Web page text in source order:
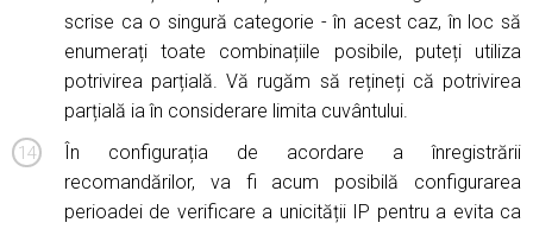
scrise ca o singură categorie - în acest caz, în loc să
enumerați toate combinațiile posibile, puteți utiliza
potrivirea parțială. Vă rugăm să rețineți că potrivirea
parțială ia în considerare limita cuvântului.
În configurația de acordare a înregistrării
recomandărilor, va fi acum posibilă configurarea
perioadei de verificare a unicității IP pentru a evita ca